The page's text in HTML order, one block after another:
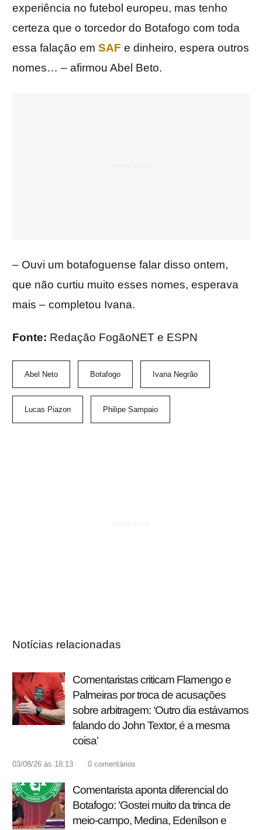
experiência no futebol europeu, mas tenho
certeza que o torcedor do Botafogo com toda
essa falação em SAF e dinheiro, espera outros
nomes… – afirmou Abel Beto.
– Ouvi um botafoguense falar disso ontem,
que não curtiu muito esses nomes, esperava
mais – completou Ivana.
Fonte: Redação FogãoNET e ESPN
Abel Neto Botafogo Ivana Negrão
Lucas Piazon Philipe Sampaio
Notícias relacionadas
Comentaristas criticam Flamengo e
Palmeiras por troca de acusações
sobre arbitragem: ‘Outro dia estávamos
falando do John Textor, é a mesma
coisa’
03/08/26 às 18:13 0 comentários
Comentarista aponta diferencial do
Botafogo: 'Gostei muito da trinca de
meio-campo, Medina, Edenílson e